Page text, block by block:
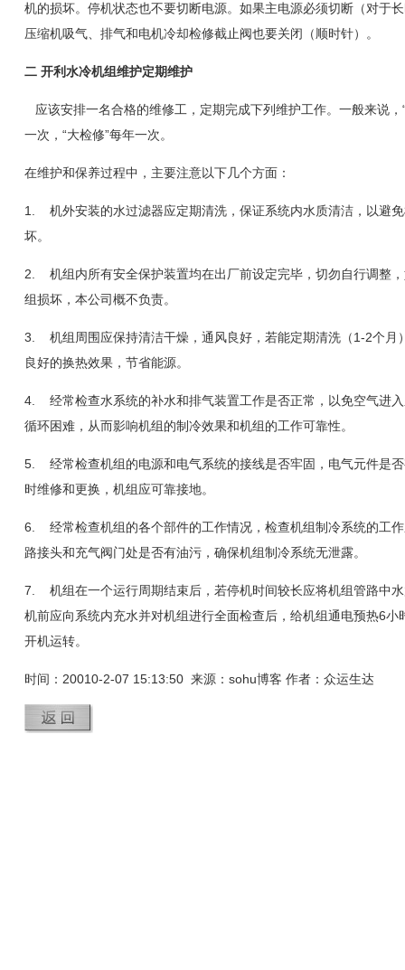
机的损坏。停机状态也不要切断电源。如果主电源必须切断（对于
压缩机吸气、排气和电机冷却检修截止阀也要关闭（顺时针）。
二 开利水冷机组维护定期维护
应该安排一名合格的维修工，定期完成下列维护工作。一般来说
一次，“大检修”每年一次。
在维护和保养过程中，主要注意以下几个方面：
1. 机外安装的水过滤器应定期清洗，保证系统内水质清洁，以避
坏。
2. 机组内所有安全保护装置均在出厂前设定完毕，切勿自行调整
组损坏，本公司概不负责。
3. 机组周围应保持清洁干燥，通风良好，若能定期清洗（1-2个月
良好的换热效果，节省能源。
4. 经常检查水系统的补水和排气装置工作是否正常，以免空气进
循环困难，从而影响机组的制冷效果和机组的工作可靠性。
5. 经常检查机组的电源和电气系统的接线是否牢固，电气元件是
时维修和更换，机组应可靠接地。
6. 经常检查机组的各个部件的工作情况，检查机组制冷系统的工
路接头和充气阀门处是否有油污，确保机组制冷系统无泄露。
7. 机组在一个运行周期结束后，若停机时间较长应将机组管路中
机前应向系统内充水并对机组进行全面检查后，给机组通电预热6小
开机运转。
时间：20010-2-07 15:13:50 来源：sohu博客 作者：众运生达